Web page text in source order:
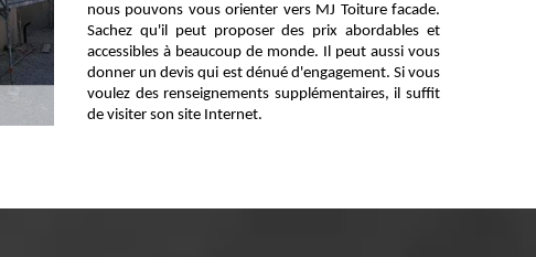
nous pouvons vous orienter vers MJ Toiture facade.
Sachez qu'il peut proposer des prix abordables et
accessibles à beaucoup de monde. Il peut aussi vous
donner un devis qui est dénué d'engagement. Si vous
voulez des renseignements supplémentaires, il suffit
de visiter son site Internet.